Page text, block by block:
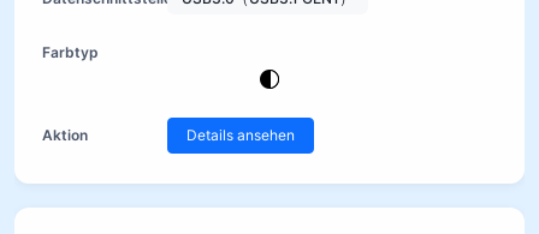
Details ansehen